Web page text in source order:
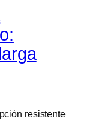
resistente